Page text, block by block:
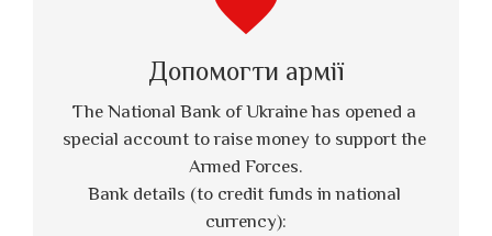
Допомогти армії
The National Bank of Ukraine has opened a
special account to raise money to support the
Armed Forces.
Bank details (to credit funds in national
currency):